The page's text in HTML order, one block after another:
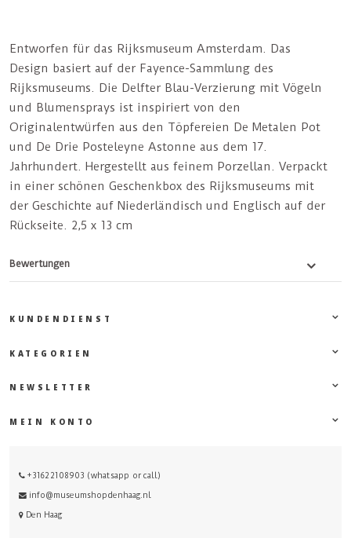
Entworfen für das Rijksmuseum Amsterdam. Das
Design basiert auf der Fayence-Sammlung des
Rijksmuseums. Die Delfter Blau-Verzierung mit Vögeln
und Blumensprays ist inspiriert von den
Originalentwürfen aus den Töpfereien De Metalen Pot
und De Drie Posteleyne Astonne aus dem 17.
Jahrhundert. Hergestellt aus feinem Porzellan. Verpackt
in einer schönen Geschenkbox des Rijksmuseums mit
der Geschichte auf Niederländisch und Englisch auf der
Rückseite. 2,5 x 13 cm
Bewertungen
KUNDENDIENST
KATEGORIEN
NEWSLETTER
MEIN KONTO
+31622108903 (whatsapp or call)
info@museumshopdenhaag.nl
Den Haag